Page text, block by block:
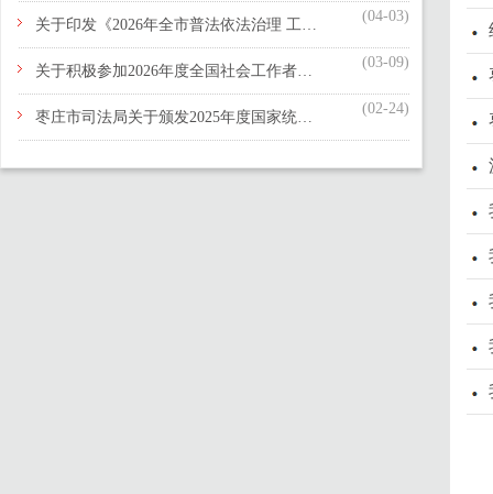
关于印发《2026年全市普法依法治理 工作要点》的通知
(04-03)
关于积极参加2026年度全国社会工作者职业资格考试的倡议书
(03-09)
枣庄市司法局关于颁发2025年度国家统一法律职业资格证书的公告
(02-24)